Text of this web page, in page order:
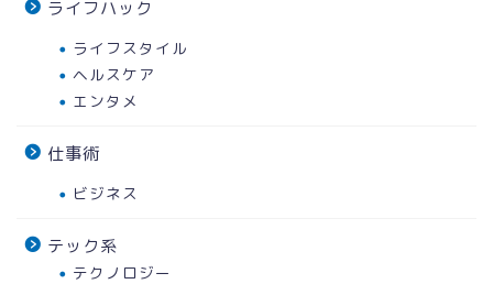
ライフハック
ライフスタイル
ヘルスケア
エンタメ
仕事術
ビジネス
テック系
テクノロジー